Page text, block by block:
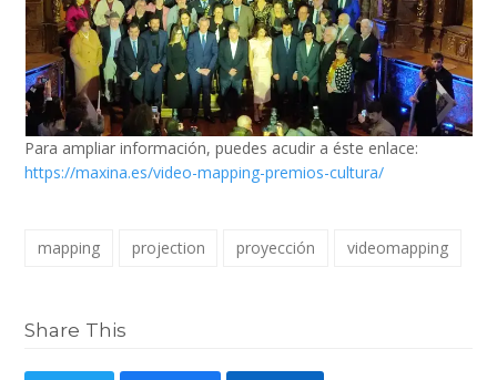
Para ampliar información, puedes acudir a éste enlace:
https://maxina.es/video-mapping-premios-cultura/
mapping projection proyección videomapping
Share This